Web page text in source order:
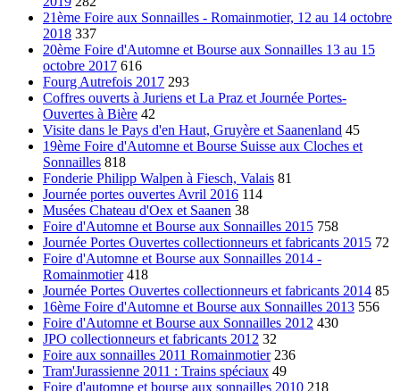
21ème Foire aux Sonnailles - Romainmotier, 12 au 14 octobre
2018 337
20ème Foire d'Automne et Bourse aux Sonnailles 13 au 15
octobre 2017 616
Fourg Autrefois 2017 293
Coffres ouverts à Juriens et La Praz et Journée Portes-
Ouvertes à Bière 42
Visite dans le Pays d'en Haut, Gruyère et Saanenland 45
19ème Foire d'Automne et Bourse Suisse aux Cloches et
Sonnailles 818
Fonderie Philipp Walpen à Fiesch, Valais 81
Journée portes ouvertes Avril 2016 114
Musées Chateau d'Oex et Saanen 38
Foire d'Automne et Bourse aux Sonnailles 2015 758
Journée Portes Ouvertes collectionneurs et fabricants 2015 72
Foire d'Automne et Bourse aux Sonnailles 2014 -
Romainmotier 418
Journée Portes Ouvertes collectionneurs et fabricants 2014 85
16ème Foire d'Automne et Bourse aux Sonnailles 2013 556
Foire d'Automne et Bourse aux Sonnailles 2012 430
JPO collectionneurs et fabricants 2012 32
Foire aux sonnailles 2011 Romainmotier 236
Tram'Jurassienne 2011 : Trains spéciaux 49
Foire d'automne et bourse aux sonnailles 2010 218